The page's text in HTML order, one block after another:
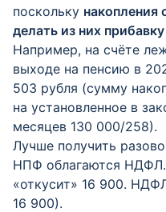
поскольку
делать из них
Например, на счёте
выходе на пенсию в
503 рубля (сумму
на установленное в
месяцев 130 000/258).
Лучше получить
НПФ облагаются НДФЛ.
«откусит» 16 900.
16 900).